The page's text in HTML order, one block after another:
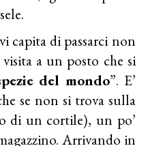
capita di passarci non
a un posto che si
del mondo”. E’
se non si trova sulla
di un cortile), un po’
Arrivando in